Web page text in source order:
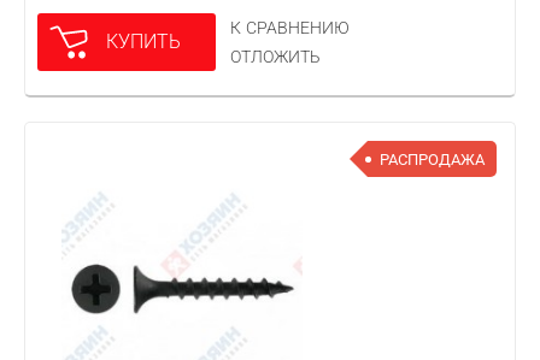
КУПИТЬ
К СРАВНЕНИЮ
ОТЛОЖИТЬ
РАСПРОДАЖА